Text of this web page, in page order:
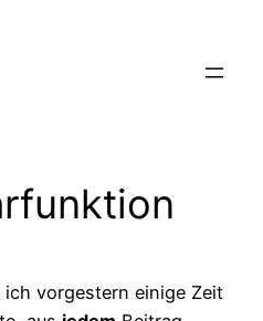
vorgestern einige Zeit